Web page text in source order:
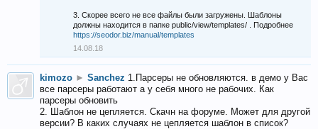
3. Скорее всего не все файлы были загружены. Шаблоны
должны находится в папке public/view/templates/ . Подробнее
https://seodor.biz/manual/templates
14.08.18
kimozo ► Sanchez 1.Парсеры не обновляются. в демо у Вас
все парсеры работают а у себя много не рабочих. Как
парсеры обновить
2. Шаблон не цепляется. Скачн на форуме. Может для другой
версии? В каких случаях не цепляется шаблон в список?